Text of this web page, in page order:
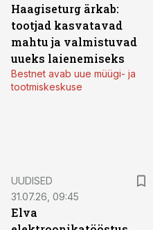
Haagiseturg ärkab:
tootjad kasvatavad
mahtu ja valmistuvad
uueks laienemiseks
Bestnet avab uue müügi- ja
tootmiskeskuse
UUDISED
31.07.26, 09:45
Elva